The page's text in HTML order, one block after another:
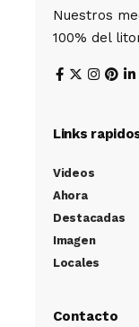
Nuestros
100% del
Links
Videos
Ahora
Destacadas
Imagen
Locales
Contacto